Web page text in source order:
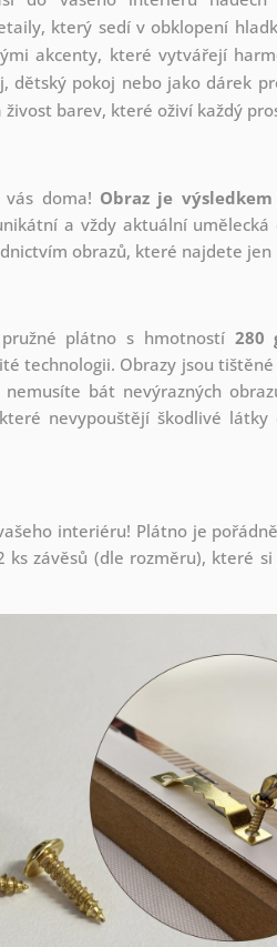
který sedí v obklopení
akcenty, které vytvářejí
dětský pokoj nebo jako dárek
barev, které oživí každý
doma! Obraz je
a vždy aktuální
obrazů, které najdete jen
plátno s hmotností 280
technologii. Obrazy jsou
bát nevýrazných
nevypouštějí škodlivé
interiéru! Plátno je
ks závěsů (dle rozměru), které